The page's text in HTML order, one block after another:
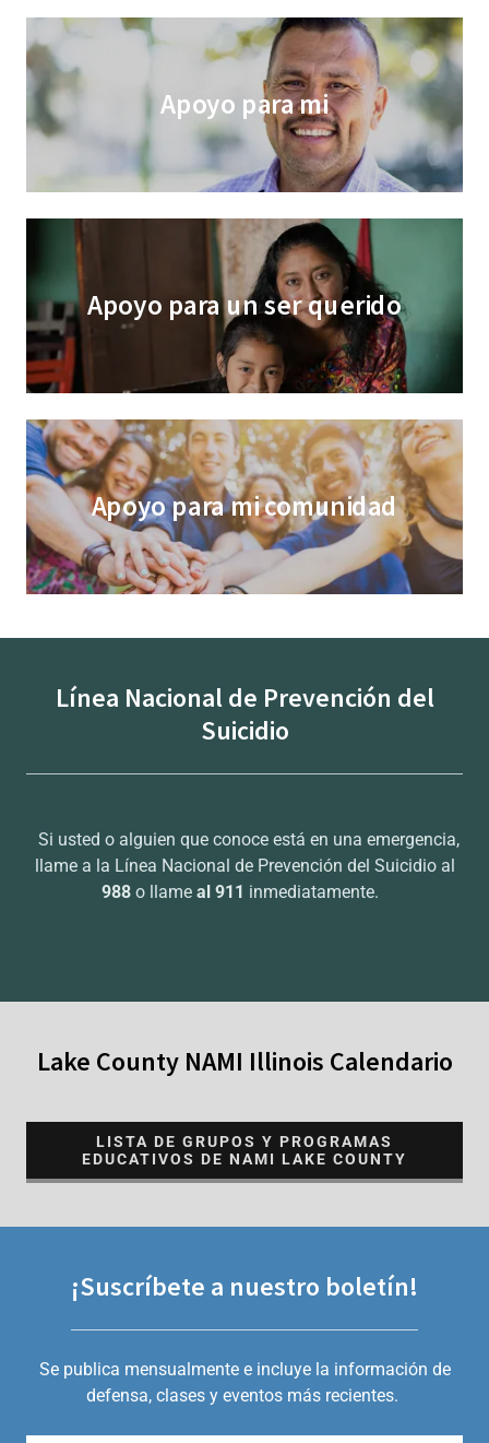
Apoyo para mi
Apoyo para un ser querido
Apoyo para mi comunidad
Línea Nacional de Prevención del
Suicidio
Si usted o alguien que conoce está en una emergencia,
llame a la Línea Nacional de Prevención del Suicidio al
988 o llame al 911 inmediatamente.
Lake County NAMI Illinois Calendario
LISTA DE GRUPOS Y PROGRAMAS
EDUCATIVOS DE NAMI LAKE COUNTY
¡Suscríbete a nuestro boletín!
Se publica mensualmente e incluye la información de
defensa, clases y eventos más recientes.